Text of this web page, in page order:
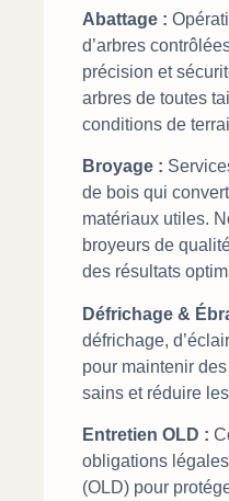
Abattage :
d’arbres
précision et
arbres de toutes
conditions de
Broyage :
de bois qui
matériaux utiles.
broyeurs de
des résultats
Défrichage &
défrichage,
pour maintenir
sains et réduire
Entretien OLD :
obligations
(OLD) pour